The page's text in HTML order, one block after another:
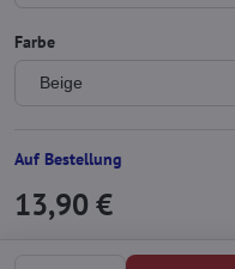
Farbe
Auf Bestellung
13,90 €